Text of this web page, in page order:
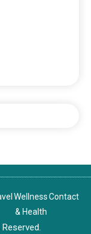
Wellness
& Health
Contact